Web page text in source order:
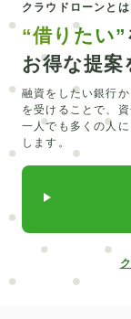
クラウドローンとは
“借りたい”
お得な提案
融資をしたい銀行
を受けることで、
一人でも多くの人
します。